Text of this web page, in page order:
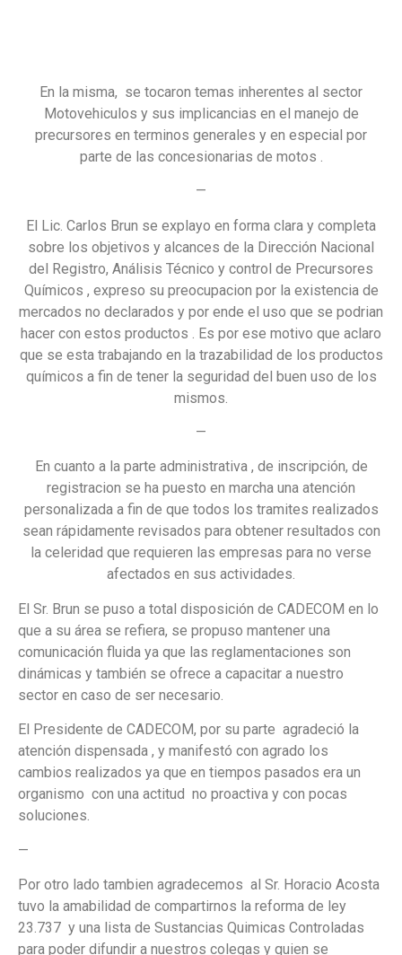
En la misma, se tocaron temas inherentes al sector
Motovehiculos y sus implicancias en el manejo de
precursores en terminos generales y en especial por
parte de las concesionarias de motos .
—
El Lic. Carlos Brun se explayo en forma clara y completa
sobre los objetivos y alcances de la Dirección Nacional
del Registro, Análisis Técnico y control de Precursores
Químicos , expreso su preocupacion por la existencia de
mercados no declarados y por ende el uso que se podrian
hacer con estos productos . Es por ese motivo que aclaro
que se esta trabajando en la trazabilidad de los productos
químicos a fin de tener la seguridad del buen uso de los
mismos.
—
En cuanto a la parte administrativa , de inscripción, de
registracion se ha puesto en marcha una atención
personalizada a fin de que todos los tramites realizados
sean rápidamente revisados para obtener resultados con
la celeridad que requieren las empresas para no verse
afectados en sus actividades.
El Sr. Brun se puso a total disposición de CADECOM en lo
que a su área se refiera, se propuso mantener una
comunicación fluida ya que las reglamentaciones son
dinámicas y también se ofrece a capacitar a nuestro
sector en caso de ser necesario.
El Presidente de CADECOM, por su parte agradeció la
atención dispensada , y manifestó con agrado los
cambios realizados ya que en tiempos pasados era un
organismo con una actitud no proactiva y con pocas
soluciones.
—
Por otro lado tambien agradecemos al Sr. Horacio Acosta
tuvo la amabilidad de compartirnos la reforma de ley
23.737 y una lista de Sustancias Quimicas Controladas
para poder difundir a nuestros colegas y quien se